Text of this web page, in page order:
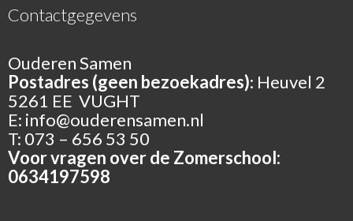
Contactgegevens
Ouderen Samen
Postadres (geen bezoekadres): Heuvel 2
5261 EE VUGHT
E: info@ouderensamen.nl
T: 073 – 656 53 50
Voor vragen over de Zomerschool:
0634197598